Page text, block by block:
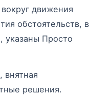
движения
обстоятельств, в
указаны Просто
решения.